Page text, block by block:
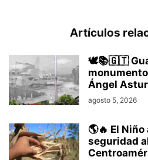
Artículos
🕊️📚🇬🇹
Ángel
agosto 5, 2026
🌎🔥 El
seguridad